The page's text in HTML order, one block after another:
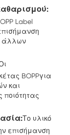
Label
άλλων
BOPPγια
και
Το υλικό
επισήμανση